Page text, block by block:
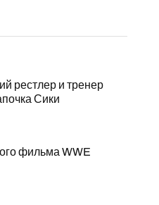
рестлер и тренер
Сики
фильма WWE